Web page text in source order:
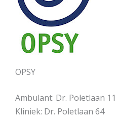
OPSY
Ambulant: Dr. Poletlaan 11
Kliniek: Dr. Poletlaan 64